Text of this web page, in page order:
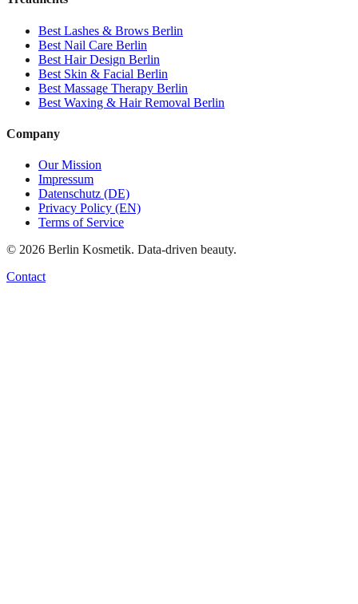
Best Lashes & Brows Berlin
Best Nail Care Berlin
Best Hair Design Berlin
Best Skin & Facial Berlin
Best Massage Therapy Berlin
Best Waxing & Hair Removal Berlin
Company
Our Mission
Impressum
Datenschutz (DE)
Privacy Policy (EN)
Terms of Service
© 2026 Berlin Kosmetik. Data-driven beauty.
Contact